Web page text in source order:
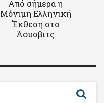
Από σήμερα η
Μόνιμη Ελληνική
Έκθεση στο
Άουσβιτς